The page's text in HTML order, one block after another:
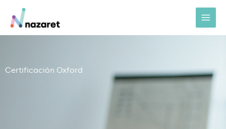
contenido
Certificación Oxford